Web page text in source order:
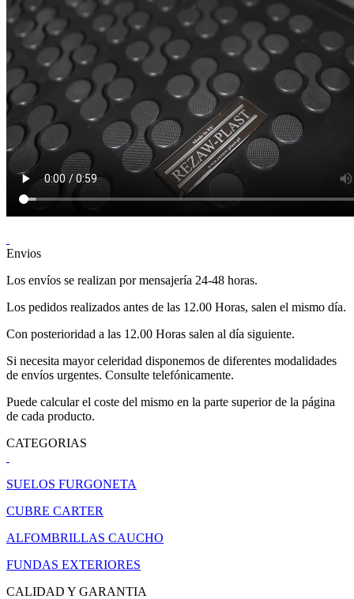
Envios
Los envíos se realizan por mensajería 24-48 horas.
Los pedidos realizados antes de las 12.00 Horas, salen el mismo día.
Con posterioridad a las 12.00 Horas salen al día siguiente.
Si necesita mayor celeridad disponemos de diferentes modalidades
de envíos urgentes. Consulte telefónicamente.
Puede calcular el coste del mismo en la parte superior de la página
de cada producto.
CATEGORIAS
SUELOS FURGONETA
CUBRE CARTER
ALFOMBRILLAS CAUCHO
FUNDAS EXTERIORES
CALIDAD Y GARANTIA